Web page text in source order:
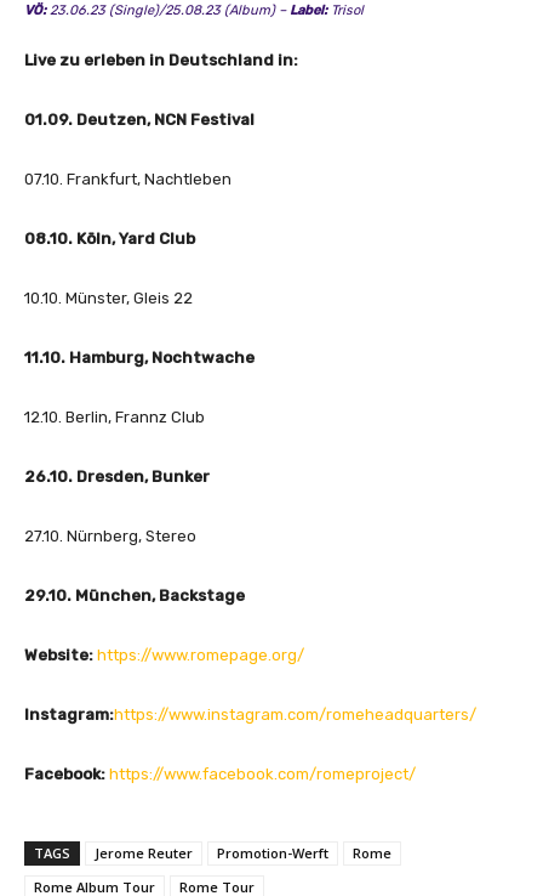
VÖ:23.06.23 (Single)/25.08.23 (Album) – Label: Trisol
Live zu erleben in Deutschland in:
01.09. Deutzen, NCN Festival
07.10. Frankfurt, Nachtleben
08.10. Köln, Yard Club
10.10. Münster, Gleis 22
11.10. Hamburg, Nochtwache
12.10. Berlin, Frannz Club
26.10. Dresden, Bunker
27.10. Nürnberg, Stereo
29.10. München, Backstage
Website: https://www.romepage.org/
Instagram:https://www.instagram.com/romeheadquarters/
Facebook: https://www.facebook.com/romeproject/
TAGS Jerome Reuter Promotion-Werft
Rome
Rome Album Tour
Rome Tour